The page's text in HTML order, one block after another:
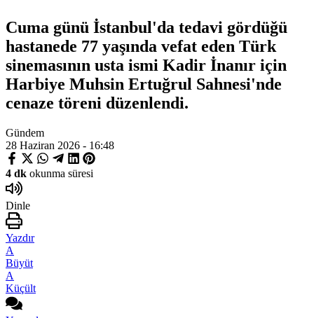
Cuma günü İstanbul'da tedavi gördüğü
hastanede 77 yaşında vefat eden Türk
sinemasının usta ismi Kadir İnanır için
Harbiye Muhsin Ertuğrul Sahnesi'nde
cenaze töreni düzenlendi.
Gündem
28 Haziran 2026 - 16:48
4 dk okunma süresi
Dinle
Yazdır
A
Büyüt
A
Küçült